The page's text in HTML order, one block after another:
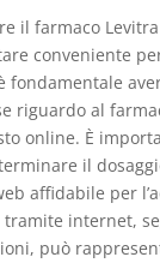
il farmaco
conveniente
fondamentale
riguardo al
online. È
il
affidabile per
internet,
può